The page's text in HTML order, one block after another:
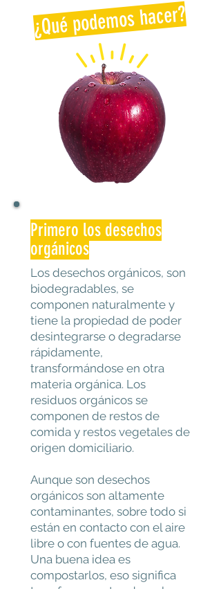
¿Qué podemos hacer?
Primero los desechos
orgánicos
Los desechos orgánicos, son
biodegradables, se
componen naturalmente y
tiene la propiedad de poder
desintegrarse o degradarse
rápidamente,
transformándose en otra
materia orgánica. Los
residuos orgánicos se
componen de restos de
comida y restos vegetales de
origen domiciliario.
Aunque son desechos
orgánicos son altamente
contaminantes, sobre todo si
están en contacto con el aire
libre o con fuentes de agua.
Una buena idea es
compostarlos, eso significa